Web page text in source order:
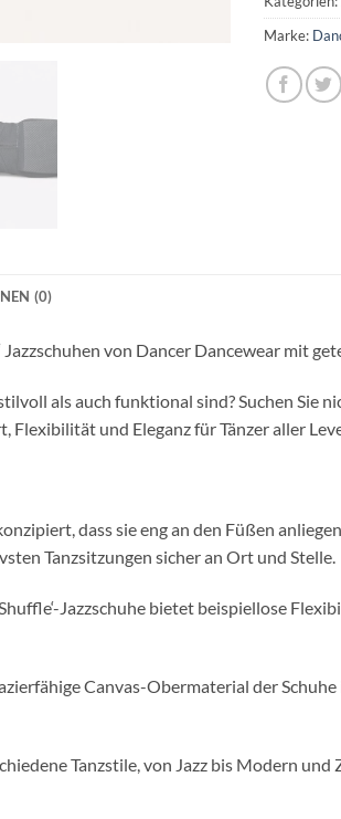
Marke:
(0)
von Dancer Dancewear mit
als auch funktional sind? Suchen Sie
und Eleganz für Tänzer aller
dass sie eng an den Füßen
Tanzsitzungen sicher an Ort und Stelle.
Jazzschuhe bietet beispiellose
Canvas-Obermaterial der
Tanzstile, von Jazz bis Modern